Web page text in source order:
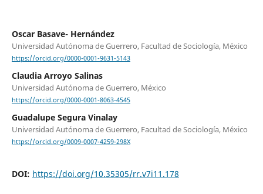
Oscar Basave- Hernández
Universidad Autónoma de Guerrero, Facultad de Sociología, México
https://orcid.org/0000-0001-9631-5143
Claudia Arroyo Salinas
Universidad Autónoma de Guerrero, México
https://orcid.org/0000-0001-8063-4545
Guadalupe Segura Vinalay
Universidad Autónoma de Guerrero, Facultad de Sociología, México
https://orcid.org/0009-0007-4259-298X
DOI: https://doi.org/10.35305/rr.v7i11.178